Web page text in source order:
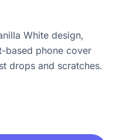
White design,
based phone cover
drops and scratches.